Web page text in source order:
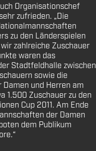
Organisationschef
zufrieden. „Die
zu den Länderspielen
zahlreiche Zuschauer
waren das
Stadtfeldhalle zwischen
sowie die
und Herren am
1.500 Zuschauer zu den
Cup 2011. Am Ende
der Damen
dem Publikum